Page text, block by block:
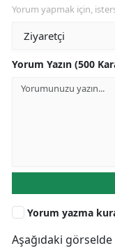
Yorum yapmak için,
Yorum Yazın (500
Yorum yazma
Aşağıdaki